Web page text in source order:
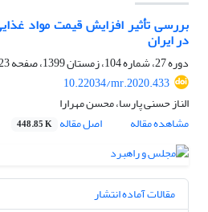
بررسی تأثیر افزایش قیمت مواد
در ایران
دوره 27، شماره 104، زمستان 1399، صفحه
10.22034/mr.2020.433
الناز حسنی پارسا، محسن مهرارا
مشاهده مقاله
اصل مقاله 448.85 K
مقالات آماده انتشار